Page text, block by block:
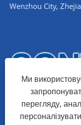
Wenzhou City,
Ми
перегляду,